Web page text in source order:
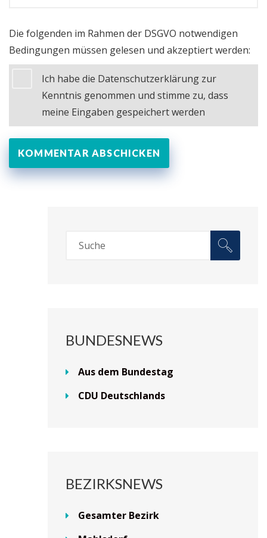
Die folgenden im Rahmen der DSGVO notwendigen
Bedingungen müssen gelesen und akzeptiert werden:
Ich habe die Datenschutzerklärung zur
Kenntnis genommen und stimme zu, dass
meine Eingaben gespeichert werden
BUNDESNEWS
Aus dem Bundestag
CDU Deutschlands
BEZIRKSNEWS
Gesamter Bezirk